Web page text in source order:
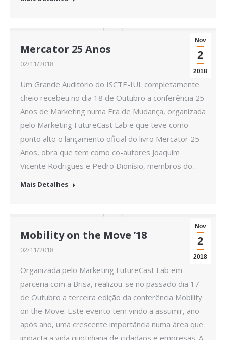
Nov
2
2018
Mercator 25 Anos
02/11/2018
Um Grande Auditório do ISCTE-IUL completamente
cheio recebeu no dia 18 de Outubro a conferência 25
Anos de Marketing numa Era de Mudança, organizada
pelo Marketing FutureCast Lab e que teve como
ponto alto o lançamento oficial do livro Mercator 25
Anos, obra que tem como co-autores Joaquim
Vicente Rodrigues e Pedro Dionísio, membros do…
Mais Detalhes
Nov
2
2018
Mobility on the Move ’18
02/11/2018
Organizada pelo Marketing FutureCast Lab em
parceria com a Brisa, realizou-se no passado dia 17
de Outubro a terceira edição da conferência Mobility
on the Move. Este evento tem vindo a assumir, ano
após ano, uma crescente importância numa área que
impacta a vida quotidiana de cidadãos e empresas. A